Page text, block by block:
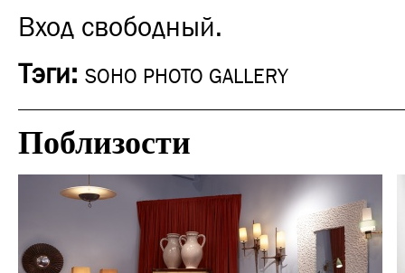
Вход свободный.
Тэги: SOHO PHOTO GALLERY
Поблизости